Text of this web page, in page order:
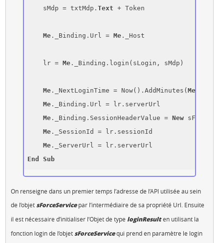
    sMdp = txtMdp.
Text + Token
Me._Binding.Url = Me._Host
    lr =
Me._Binding.login(sLogin, sMdp)
Me._NextLoginTime = Now().AddMinutes( Me
Me._Binding.Url = lr.serverUrl
Me._Binding.SessionHeaderValue = New
Me._SessionId = lr.sessionId
Me
End
Sub
On renseigne dans un premier temps l’adresse de l’API utilisée au sein
de l’objet sForceServicepar l’intermédiaire de sa propriété Url. Ensuite
il est nécessaire d’initialiser l’Objet de type loginResulten utilisant la
fonction login de l’objet sForceServicequi prend en paramètre le login